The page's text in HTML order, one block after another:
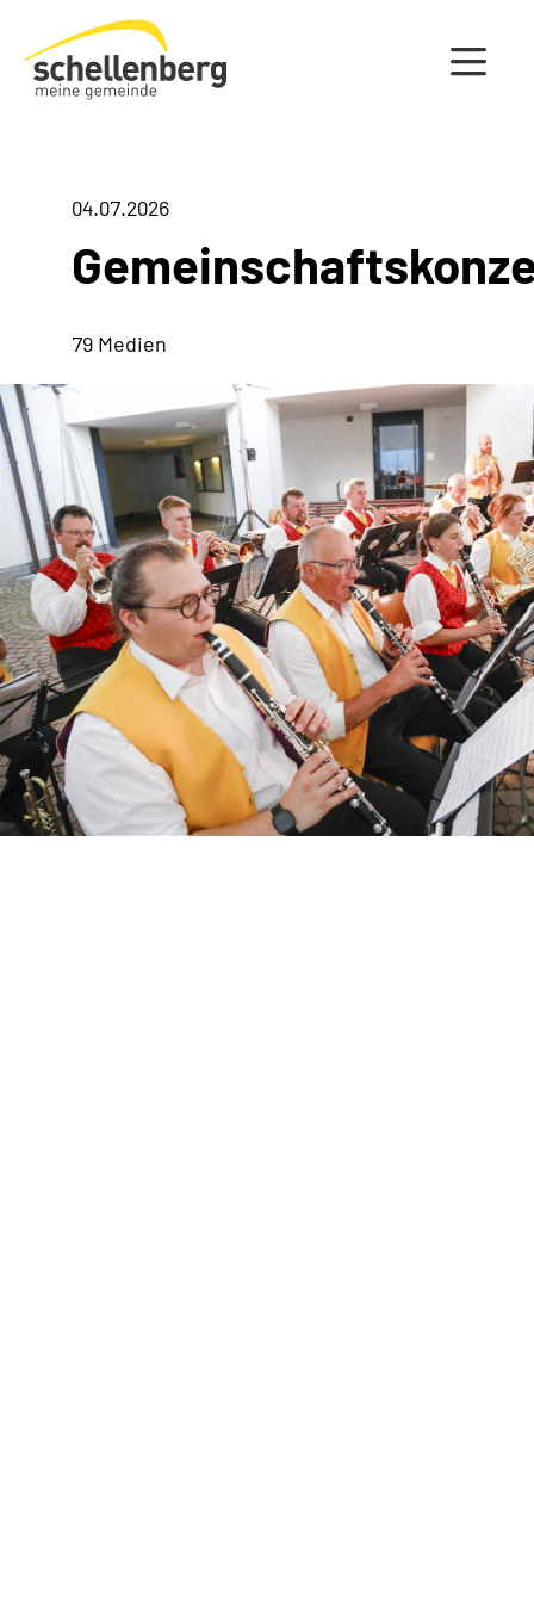
Gemeinde Schellenberg Startseite
04.07.2026
79 Medien